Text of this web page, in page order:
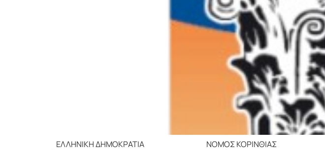
ΕΛΛΗΝΙΚΗ ΔΗΜΟΚΡΑΤΙΑ ΝΟΜΟΣ ΚΟΡΙΝΘΙΑΣ ΔΗΜΟΣ